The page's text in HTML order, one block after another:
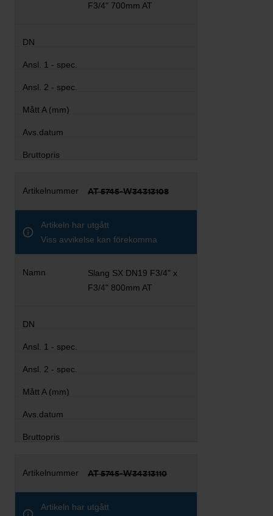
F3/4" 700mm AT
AT 5745-W34313108
Artikeln har utgått
Viss avvikelse kan förekomma
Slang SX DN19 F3/4" x
F3/4" 800mm AT
AT 5745-W34313110
Artikeln har utgått